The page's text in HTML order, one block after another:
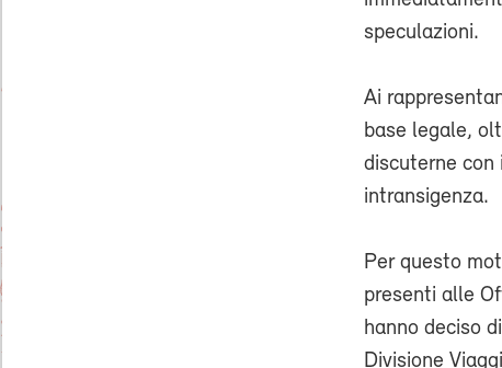
speculazioni.
Ai
base legale,
discuterne con
intransigenza.
Per questo
presenti alle
hanno deciso
Divisione